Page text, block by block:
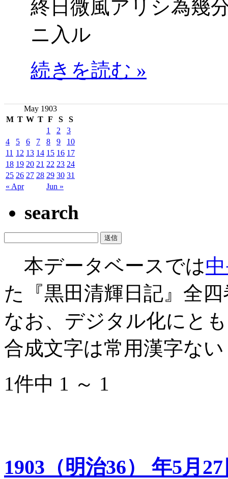
終日微風アリシ為幾
ニ入ル
続きを読む »
May 1903
M T W T F S S
« Apr Jun »
1 2
3
4
5 6 7 8 9
10
11 12 13 14 15 16 17
18 19 20 21 22 23 24
25 26 27 28 29 30 31
search
本データベースでは
た『黒田清輝日記』全
なお、デジタル化にと
合成文字は常用漢字な
1件中 1 ～ 1
1903（明治36） 年5月